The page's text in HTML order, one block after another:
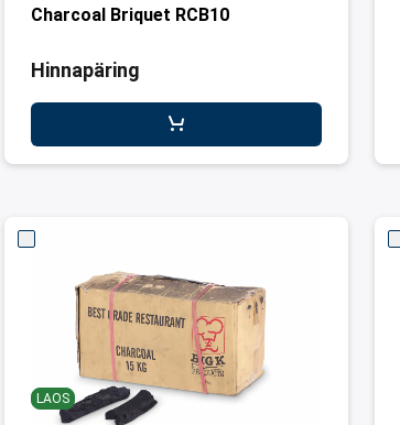
Charcoal Briquet RCB10
Hinnapäring
LAOS